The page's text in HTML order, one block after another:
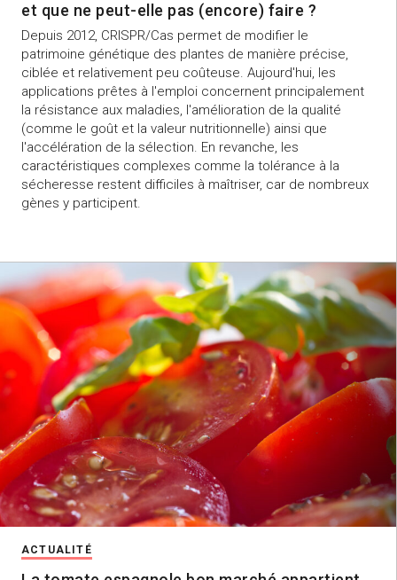
et que ne peut-elle pas (encore) faire ?
Depuis 2012, CRISPR/Cas permet de modifier le
patrimoine génétique des plantes de manière précise,
ciblée et relativement peu coûteuse. Aujourd'hui, les
applications prêtes à l'emploi concernent principalement
la résistance aux maladies, l'amélioration de la qualité
(comme le goût et la valeur nutritionnelle) ainsi que
l'accélération de la sélection. En revanche, les
caractéristiques complexes comme la tolérance à la
sécheresse restent difficiles à maîtriser, car de nombreux
gènes y participent.
ACTUALITÉ